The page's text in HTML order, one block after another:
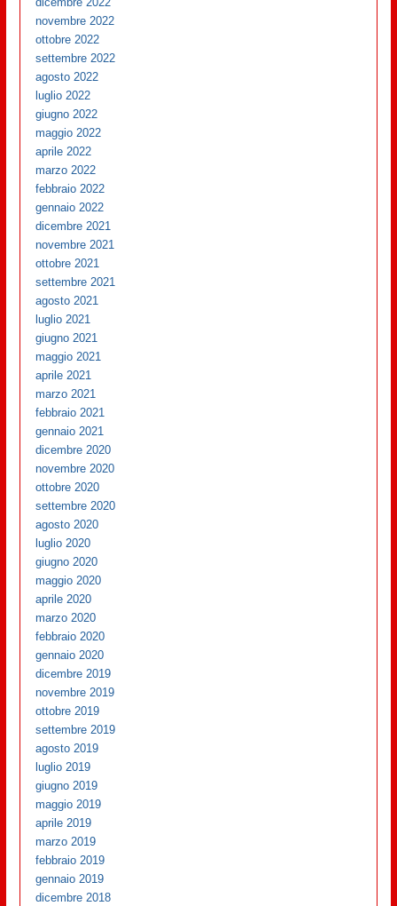
novembre 2022
ottobre 2022
settembre 2022
agosto 2022
luglio 2022
giugno 2022
maggio 2022
aprile 2022
marzo 2022
febbraio 2022
gennaio 2022
dicembre 2021
novembre 2021
ottobre 2021
settembre 2021
agosto 2021
luglio 2021
giugno 2021
maggio 2021
aprile 2021
marzo 2021
febbraio 2021
gennaio 2021
dicembre 2020
novembre 2020
ottobre 2020
settembre 2020
agosto 2020
luglio 2020
giugno 2020
maggio 2020
aprile 2020
marzo 2020
febbraio 2020
gennaio 2020
dicembre 2019
novembre 2019
ottobre 2019
settembre 2019
agosto 2019
luglio 2019
giugno 2019
maggio 2019
aprile 2019
marzo 2019
febbraio 2019
gennaio 2019
dicembre 2018